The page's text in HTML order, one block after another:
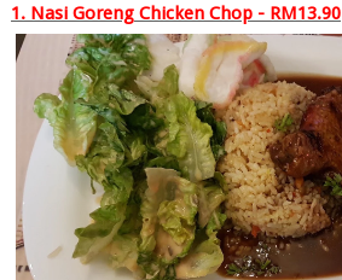
1. Nasi Goreng Chicken Chop - RM13.90